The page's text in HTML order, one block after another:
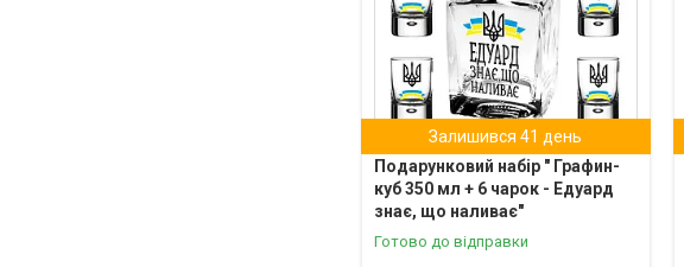
Залишився 41 день
Подарунковий набір " Графин-
куб 350 мл + 6 чарок - Едуард
знає, що наливає"
Готово до відправки